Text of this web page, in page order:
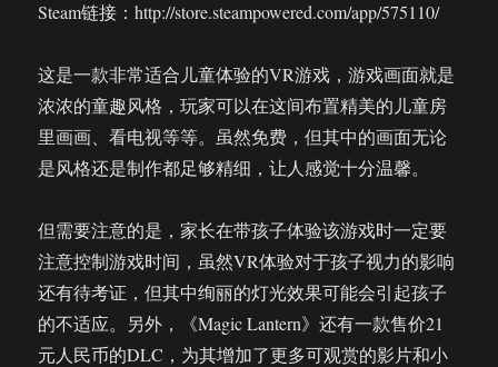
Steam链接：http://store.steampowered.com/app/575110/
这是一款非常适合儿童体验的VR游戏，游戏画面就是
浓浓的童趣风格，玩家可以在这间布置精美的儿童房
里画画、看电视等等。虽然免费，但其中的画面无论
是风格还是制作都足够精细，让人感觉十分温馨。
但需要注意的是，家长在带孩子体验该游戏时一定要
注意控制游戏时间，虽然VR体验对于孩子视力的影响
还有待考证，但其中绚丽的灯光效果可能会引起孩子
的不适应。另外，《Magic Lantern》还有一款售价21
元人民币的DLC，为其增加了更多可观赏的影片和小